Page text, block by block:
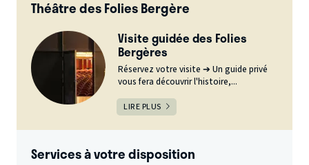
Théâtre des Folies Bergère
Visite guidée des Folies
Bergères
Réservez votre visite ➔ Un guide privé
vous fera découvrir l'histoire,...
LIRE PLUS
Services à votre disposition